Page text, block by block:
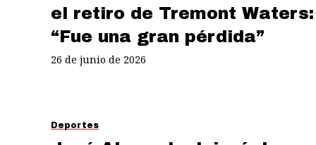
el retiro de Tremont Waters:
“Fue una gran pérdida”
26 de junio de 2026
Deportes